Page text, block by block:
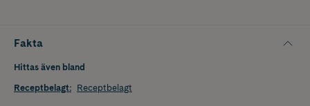
Fakta
Hittas även bland
Receptbelagt: Receptbelagt